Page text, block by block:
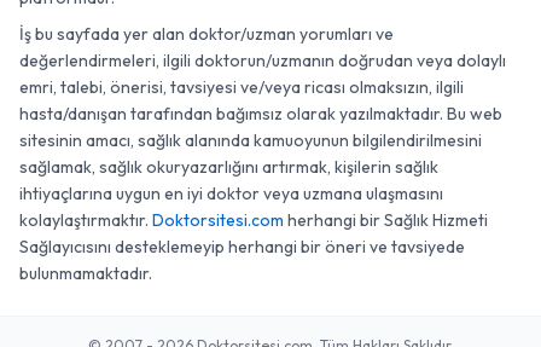
İş bu sayfada yer alan doktor/uzman yorumları ve
değerlendirmeleri, ilgili doktorun/uzmanın doğrudan veya dolaylı
emri, talebi, önerisi, tavsiyesi ve/veya ricası olmaksızın, ilgili
hasta/danışan tarafından bağımsız olarak yazılmaktadır. Bu web
sitesinin amacı, sağlık alanında kamuoyunun bilgilendirilmesini
sağlamak, sağlık okuryazarlığını artırmak, kişilerin sağlık
ihtiyaçlarına uygun en iyi doktor veya uzmana ulaşmasını
kolaylaştırmaktır. Doktorsitesi.com herhangi bir Sağlık Hizmeti
Sağlayıcısını desteklemeyip herhangi bir öneri ve tavsiyede
bulunmamaktadır.